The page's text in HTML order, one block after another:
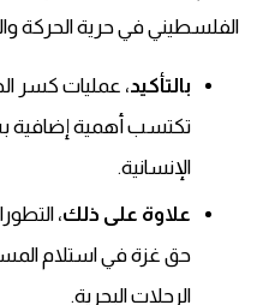
الفلسطيني في حرية الحركة
بالتأكيد، عمليات كسر
تكتسب أهمية إضافية
الإنسانية.
علاوة على ذلك،
حق غزة في استلام
الرحلات البحرية.